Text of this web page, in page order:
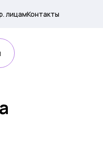
лицамКонтакты